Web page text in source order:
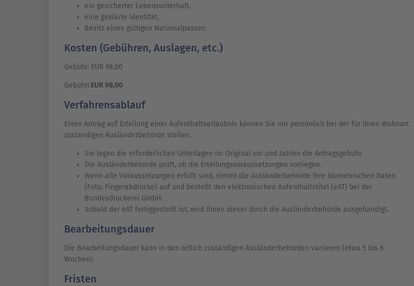
ein gesicherter Lebensunterhalt,
eine geklärte Identität,
Besitz eines gültigen Nationalpasses.
Kosten (Gebühren, Auslagen, etc.)
Gebühr: EUR 98,00
Gebühr: EUR 98,00
Verfahrensablauf
Einen Antrag auf Erteilung einer Aufenthaltserlaubnis können Sie nur persönlich bei der für Ihren Wohnort
zuständigen Ausländerbehörde stellen.
Sie legen die erforderlichen Unterlagen im Original vor und zahlen die Antragsgebühr.
Die Ausländerbehörde prüft, ob die Erteilungsvoraussetzungen vorliegen.
Wenn alle Voraussetzungen erfüllt sind, nimmt die Ausländerbehörde Ihre biometrischen Daten
(Foto, Fingerabdrücke) auf und bestellt den elektronischen Aufenthaltstitel (eAT) bei der
Bundesdruckerei GmbH.
Sobald der eAT fertiggestellt ist, wird Ihnen dieser durch die Ausländerbehörde ausgehändigt.
Bearbeitungsdauer
Die Bearbeitungsdauer kann in den örtlich zuständigen Ausländerbehörden variieren (etwa 5 bis 6
Wochen).
Fristen